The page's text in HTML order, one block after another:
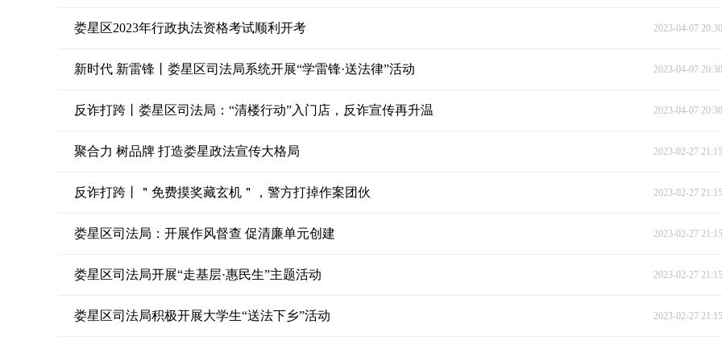
娄星区2023年行政执法资格考试顺利开考 2023-04-07
新时代 新雷锋丨娄星区司法局系统开展“学雷锋·送法律”活动 2023-04-07
反诈打跨丨娄星区司法局：“清楼行动”入门店，反诈宣传再升温 2023-04-07
聚合力 树品牌 打造娄星政法宣传大格局 2023-02-27
反诈打跨丨＂免费摸奖藏玄机＂，警方打掉作案团伙 2023-02-27
娄星区司法局：开展作风督查 促清廉单元创建 2023-02-27
娄星区司法局开展“走基层·惠民生”主题活动 2023-02-27
娄星区司法局积极开展大学生“送法下乡”活动 2023-02-27